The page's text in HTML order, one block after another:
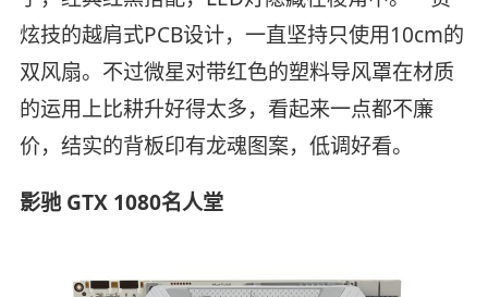
炫技的越肩式PCB设计，一直坚持只使用10cm的
双风扇。不过微星对带红色的塑料导风罩在材质
的运用上比耕升好得太多，看起来一点都不廉
价，结实的背板印有龙魂图案，低调好看。
影驰 GTX 1080名人堂